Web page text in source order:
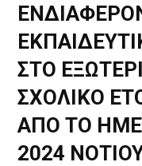
ΣΤΟ
ΣΧΟΛΙΚΟ
ΑΠΟ ΤΟ
2024